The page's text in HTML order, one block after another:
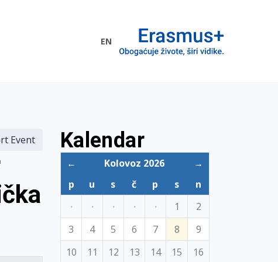
EU
EN
Event Kalendar
← Kolovoz 2026
→
p
u s č p s
n
·
· · · · 1
2
3
4 5 6 7 8
9
10
11 12 13 14 15
16